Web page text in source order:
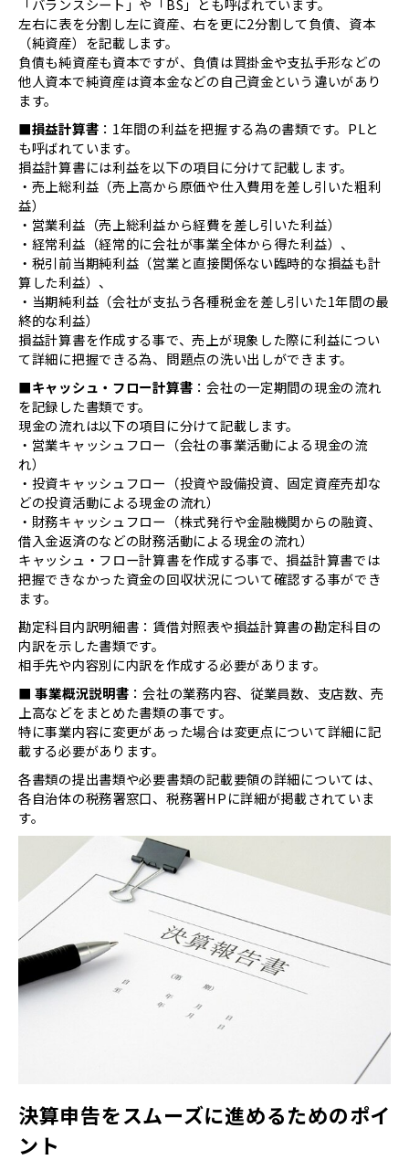
「バランスシート」や「BS」とも呼ばれています。
左右に表を分割し左に資産、右を更に2分割して負債、資本
（純資産）を記載します。
負債も純資産も資本ですが、負債は買掛金や支払手形などの
他人資本で純資産は資本金などの自己資金という違いがあり
ます。
■損益計算書 ：1年間の利益を把握する為の書類です。PLと
も呼ばれています。
損益計算書には利益を以下の項目に分けて記載します。
・売上総利益（売上高から原価や仕入費用を差し引いた粗利
益）
・営業利益（売上総利益から経費を差し引いた利益）
・経常利益（経常的に会社が事業全体から得た利益）、
・税引前当期純利益（営業と直接関係ない臨時的な損益も計
算した利益）、
・当期純利益（会社が支払う各種税金を差し引いた1年間の最
終的な利益）
損益計算書を作成する事で、売上が現象した際に利益につい
て詳細に把握できる為、問題点の洗い出しができます。
■キャッシュ・フロー計算書 ：会社の一定期間の現金の流れ
を記録した書類です。
現金の流れは以下の項目に分けて記載します。
・営業キャッシュフロー（会社の事業活動による現金の流
れ）
・投資キャッシュフロー（投資や設備投資、固定資産売却な
どの投資活動による現金の流れ）
・財務キャッシュフロー（株式発行や金融機関からの融資、
借入金返済のなどの財務活動による現金の流れ）
キャッシュ・フロー計算書を作成する事で、損益計算書では
把握できなかった資金の回収状況について確認する事ができ
ます。
勘定科目内訳明細書：賃借対照表や損益計算書の勘定科目の
内訳を示した書類です。
相手先や内容別に内訳を作成する必要があります。
■ 事業概況説明書 ：会社の業務内容、従業員数、支店数、売
上高などをまとめた書類の事です。
特に事業内容に変更があった場合は変更点について詳細に記
載する必要があります。
各書類の提出書類や必要書類の記載要領の詳細については、
各自治体の税務署窓口、税務署HPに詳細が掲載されていま
す。
決算申告をスムーズに進めるためのポイ
ント